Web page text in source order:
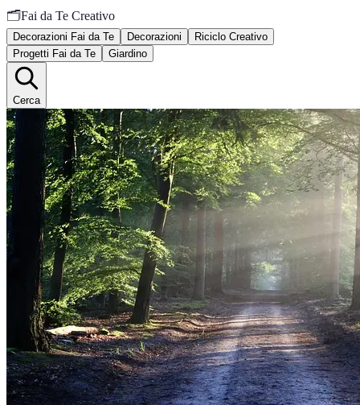
🗂️Fai da Te Creativo
Decorazioni Fai da Te Decorazioni
Riciclo Creativo
Progetti Fai da Te
Giardino
Cerca